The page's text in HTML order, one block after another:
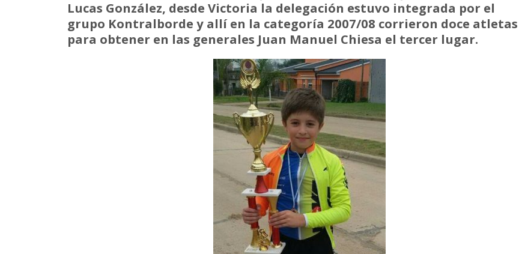
Lucas González, desde Victoria la delegación estuvo integrada por el
grupo Kontralborde y allí en la categoría 2007/08 corrieron doce atletas
para obtener en las generales Juan Manuel Chiesa el tercer lugar.